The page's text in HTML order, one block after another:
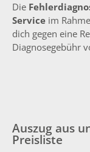
Die
Service im
dich gegen eine
Diagnosegebühr
Auszug aus
Preisliste